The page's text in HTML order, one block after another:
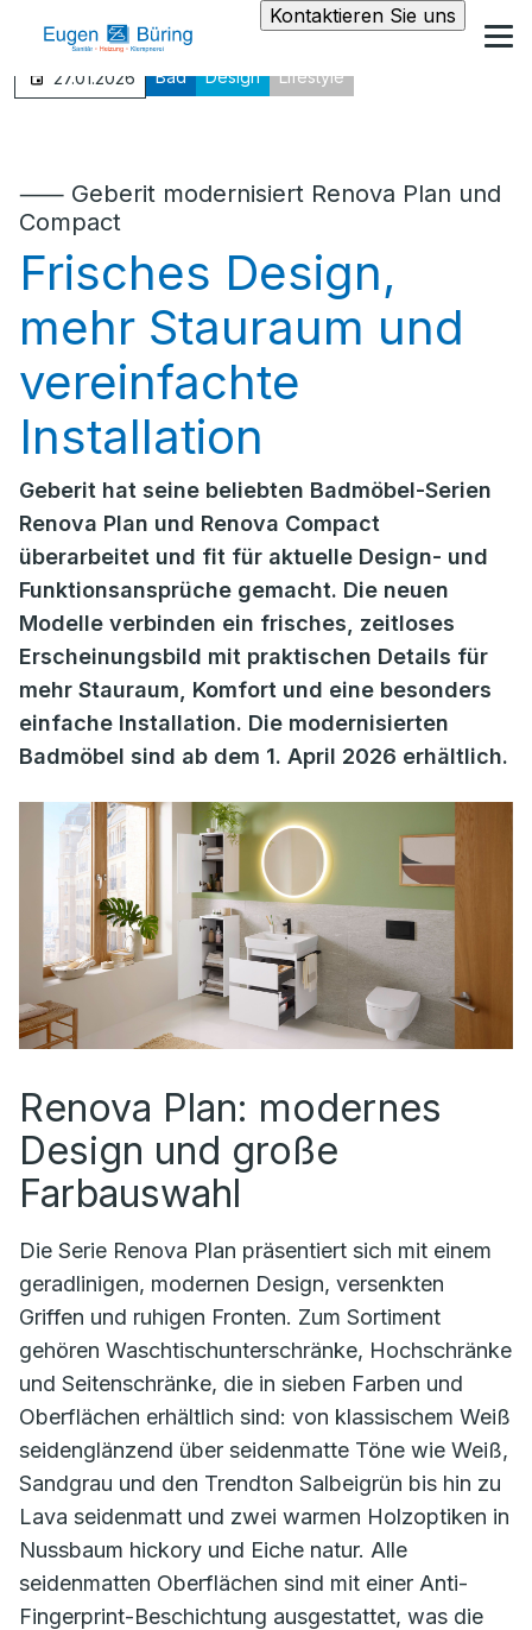
Kontaktieren Sie uns
27.01.2026 Bad Design Lifestyle
⸺ Geberit modernisiert Renova Plan und
Compact
Frisches Design,
mehr Stauraum und
vereinfachte
Installation
Geberit hat seine beliebten Badmöbel-Serien
Renova Plan und Renova Compact
überarbeitet und fit für aktuelle Design- und
Funktionsansprüche gemacht. Die neuen
Modelle verbinden ein frisches, zeitloses
Erscheinungsbild mit praktischen Details für
mehr Stauraum, Komfort und eine besonders
einfache Installation. Die modernisierten
Badmöbel sind ab dem 1. April 2026 erhältlich.
Renova Plan: modernes
Design und große
Farbauswahl
Die Serie Renova Plan präsentiert sich mit einem
geradlinigen, modernen Design, versenkten
Griffen und ruhigen Fronten. Zum Sortiment
gehören Waschtischunterschränke, Hochschränke
und Seitenschränke, die in sieben Farben und
Oberflächen erhältlich sind: von klassischem Weiß
seidenglänzend über seidenmatte Töne wie Weiß,
Sandgrau und den Trendton Salbeigrün bis hin zu
Lava seidenmatt und zwei warmen Holzoptiken in
Nussbaum hickory und Eiche natur. Alle
seidenmatten Oberflächen sind mit einer Anti-
Fingerprint-Beschichtung ausgestattet, was die